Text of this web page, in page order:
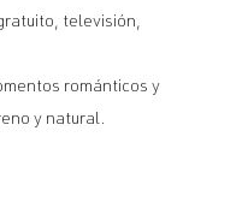
televisión,
románticos y
y natural.